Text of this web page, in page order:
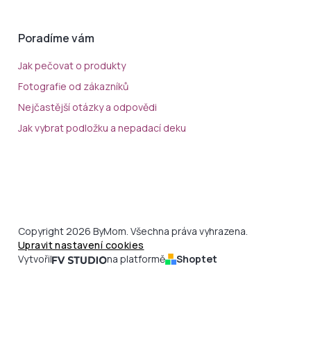
Poradíme vám
Jak pečovat o produkty
Fotografie od zákazníků
Nejčastější otázky a odpovědi
Jak vybrat podložku a nepadací deku
Copyright 2026 ByMom. Všechna práva vyhrazena.
Upravit nastavení cookies
Vytvořil
na platformě Shoptet